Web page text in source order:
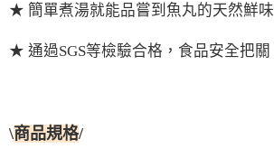
★ 簡單煮湯就能品嘗到魚丸的天然鮮味
★ 通過SGS等檢驗合格，食品安全把關
\商品規格/